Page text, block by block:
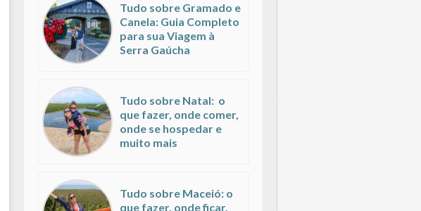
Tudo sobre Gramado e
Canela: Guia Completo
para sua Viagem à
Serra Gaúcha
Tudo sobre Natal: o
que fazer, onde comer,
onde se hospedar e
muito mais
Tudo sobre Maceió: o
que fazer, onde ficar,